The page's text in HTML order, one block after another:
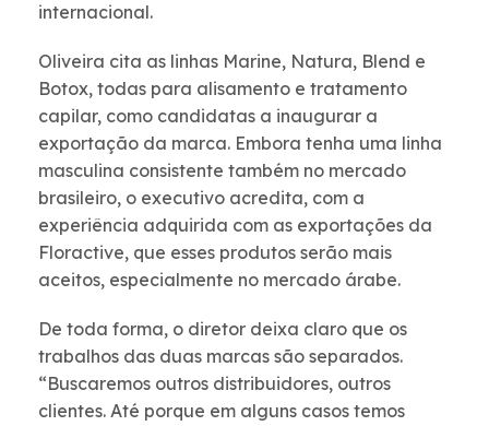
internacional.
Oliveira cita as linhas Marine, Natura, Blend e
Botox, todas para alisamento e tratamento
capilar, como candidatas a inaugurar a
exportação da marca. Embora tenha uma linha
masculina consistente também no mercado
brasileiro, o executivo acredita, com a
experiência adquirida com as exportações da
Floractive, que esses produtos serão mais
aceitos, especialmente no mercado árabe.
De toda forma, o diretor deixa claro que os
trabalhos das duas marcas são separados.
“Buscaremos outros distribuidores, outros
clientes. Até porque em alguns casos temos